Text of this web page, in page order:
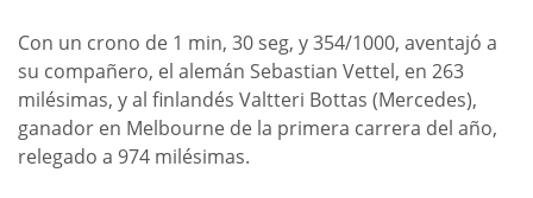
Con un crono de 1 min, 30 seg, y 354/1000, aventajó a
su compañero, el alemán Sebastian Vettel, en 263
milésimas, y al finlandés Valtteri Bottas (Mercedes),
ganador en Melbourne de la primera carrera del año,
relegado a 974 milésimas.